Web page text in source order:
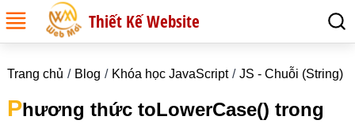
Thiết Kế Website
Trang chủ Blog Khóa học JavaScript JS - Chuỗi (String)
Phương thức toLowerCase() trong